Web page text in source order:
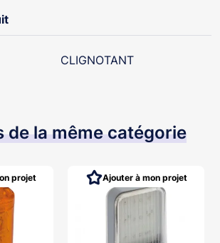
CLIGNOTANT
de la même catégorie
projet Ajouter à mon projet